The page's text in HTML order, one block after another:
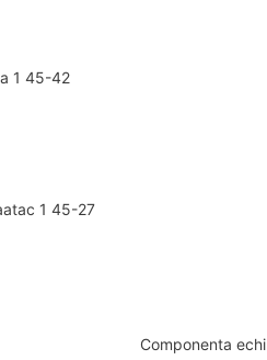
1 45-42
1 45-27
Componenta